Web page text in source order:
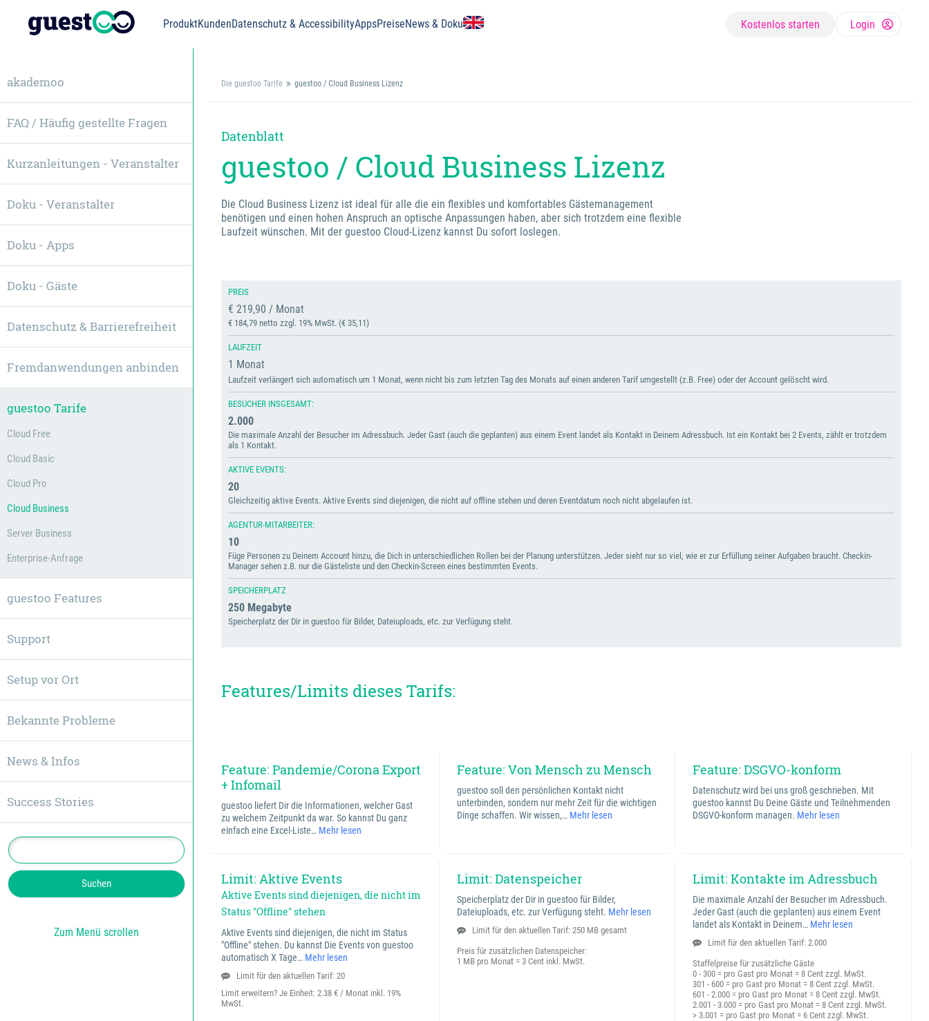
ProduktKundenDatenschutz & AccessibilityAppsPreiseNews & Doku Kostenlos starten Login
Die guestoo Tarife guestoo / Cloud Business Lizenz
Datenblatt
guestoo / Cloud Business Lizenz
Die Cloud Business Lizenz ist ideal für alle die ein flexibles und komfortables Gästemanagement
benötigen und einen hohen Anspruch an optische Anpassungen haben, aber sich trotzdem eine flexible
Laufzeit wünschen. Mit der guestoo Cloud-Lizenz kannst Du sofort loslegen.
PREIS
€ 219,90 / Monat
€ 184,79 netto zzgl. 19% MwSt. (€ 35,11)
LAUFZEIT
1 Monat
Laufzeit verlängert sich automatisch um 1 Monat, wenn nicht bis zum letzten Tag des Monats auf einen anderen Tarif umgestellt (z.B. Free) oder der Account gelöscht wird.
BESUCHER INSGESAMT:
2.000
Die maximale Anzahl der Besucher im Adressbuch. Jeder Gast (auch die geplanten) aus einem Event landet als Kontakt in Deinem Adressbuch. Ist ein Kontakt bei 2 Events, zählt er trotzdem
als 1 Kontakt.
AKTIVE EVENTS:
20
Gleichzeitig aktive Events. Aktive Events sind diejenigen, die nicht auf offline stehen und deren Eventdatum noch nicht abgelaufen ist.
AGENTUR-MITARBEITER:
10
Füge Personen zu Deinem Account hinzu, die Dich in unterschiedlichen Rollen bei der Planung unterstützen. Jeder sieht nur so viel, wie er zur Erfüllung seiner Aufgaben braucht. Checkin-
Manager sehen z.B. nur die Gästeliste und den Checkin-Screen eines bestimmten Events.
SPEICHERPLATZ
250 Megabyte
Speicherplatz der Dir in guestoo für Bilder, Dateiuploads, etc. zur Verfügung steht.
Features/Limits dieses Tarifs:
Feature: Pandemie/Corona Export
+ Infomail
guestoo liefert Dir die Informationen, welcher Gast
zu welchem Zeitpunkt da war. So kannst Du ganz
einfach eine Excel-Liste… Mehr lesen
Feature: Von Mensch zu Mensch
guestoo soll den persönlichen Kontakt nicht
unterbinden, sondern nur mehr Zeit für die wichtigen
Dinge schaffen. Wir wissen,… Mehr lesen
Feature: DSGVO-konform
Datenschutz wird bei uns groß geschrieben. Mit
guestoo kannst Du Deine Gäste und Teilnehmenden
DSGVO-konform managen. Mehr lesen
Limit: Aktive Events
Aktive Events sind diejenigen, die nicht im
Status "Offline" stehen
Aktive Events sind diejenigen, die nicht im Status
"Offline" stehen. Du kannst Die Events von guestoo
automatisch X Tage… Mehr lesen
Limit für den aktuellen Tarif: 20
Limit erweitern? Je Einheit: 2.38 € / Monat inkl. 19%
MwSt.
Limit: Datenspeicher
Speicherplatz der Dir in guestoo für Bilder,
Dateiuploads, etc. zur Verfügung steht. Mehr lesen
Limit für den aktuellen Tarif: 250 MB gesamt
Preis für zusätzlichen Datenspeicher:
1 MB pro Monat = 3 Cent inkl. MwSt.
Limit: Kontakte im Adressbuch
Die maximale Anzahl der Besucher im Adressbuch.
Jeder Gast (auch die geplanten) aus einem Event
landet als Kontakt in Deinem… Mehr lesen
Limit für den aktuellen Tarif: 2.000
Staffelpreise für zusätzliche Gäste
0 - 300 = pro Gast pro Monat = 8 Cent zzgl. MwSt.
301 - 600 = pro Gast pro Monat = 8 Cent zzgl. MwSt.
601 - 2.000 = pro Gast pro Monat = 8 Cent zzgl. MwSt.
2.001 - 3.000 = pro Gast pro Monat = 8 Cent zzgl. MwSt.
> 3.001 = pro Gast pro Monat = 6 Cent zzgl. MwSt.
akademoo
FAQ / Häufig gestellte Fragen
Kurzanleitungen - Veranstalter
Doku - Veranstalter
Doku - Apps
Doku - Gäste
Datenschutz & Barrierefreiheit
Fremdanwendungen anbinden
guestoo Tarife
Cloud Free
Cloud Basic
Cloud Pro
Cloud Business
Server Business
Enterprise-Anfrage
guestoo Features
Support
Setup vor Ort
Bekannte Probleme
News & Infos
Success Stories
Zum Menü scrollen